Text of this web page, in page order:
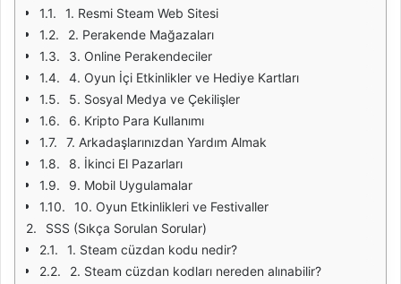
1. Resmi Steam Web Sitesi
2. Perakende Mağazaları
3. Online Perakendeciler
4. Oyun İçi Etkinlikler ve Hediye Kartları
5. Sosyal Medya ve Çekilişler
6. Kripto Para Kullanımı
7. Arkadaşlarınızdan Yardım Almak
8. İkinci El Pazarları
9. Mobil Uygulamalar
10. Oyun Etkinlikleri ve Festivaller
SSS (Sıkça Sorulan Sorular)
1. Steam cüzdan kodu nedir?
2. Steam cüzdan kodları nereden alınabilir?